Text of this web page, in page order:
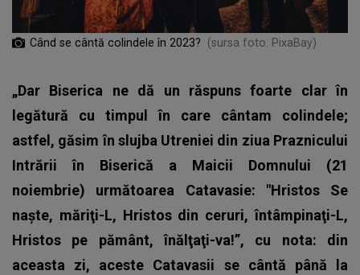
Când se cântă colindele în 2023? (sursa foto: PixaBay)
„Dar Biserica ne dă un răspuns foarte clar în
legătură cu timpul în care cântam colindele;
astfel, găsim în slujba Utreniei din ziua Praznicului
Intrării în Biserică a Maicii Domnului (21
noiembrie) următoarea Catavasie: "Hristos Se
naşte, măriţi-L, Hristos din ceruri, întâmpinaţi-L,
Hristos pe pământ, înălţaţi-va!”, cu nota: din
aceasta zi, aceste Catavasii se cântă până la